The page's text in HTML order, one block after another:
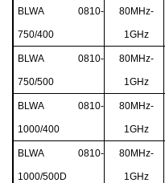
BLWA 0810-
750/400
80MHz-
1GHz
BLWA 0810-
750/500
80MHz-
1GHz
BLWA 0810-
1000/400
80MHz-
1GHz
BLWA 0810-
1000/500D
80MHz-
1GHz